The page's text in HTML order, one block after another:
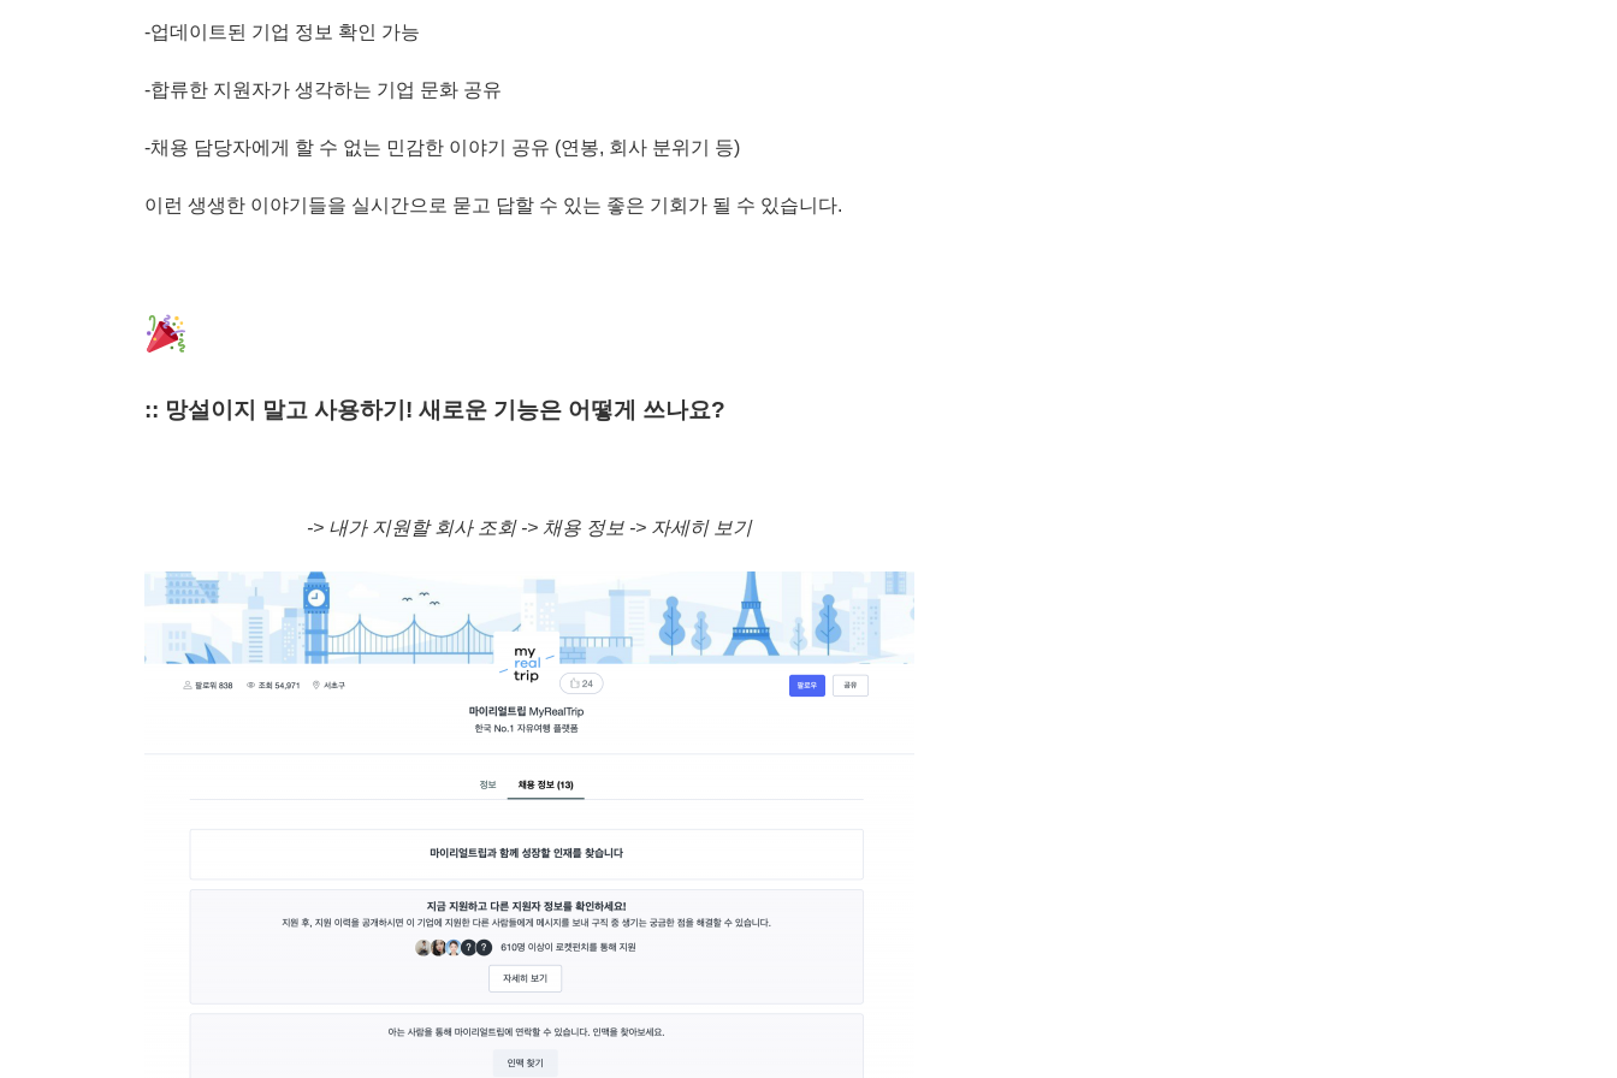
-업데이트된 기업 정보 확인 가능
-합류한 지원자가 생각하는 기업 문화 공유
-채용 담당자에게 할 수 없는 민감한 이야기 공유 (연봉, 회사 분위기 등)
이런 생생한 이야기들을 실시간으로 묻고 답할 수 있는 좋은 기회가 될 수 있습니다.
:: 망설이지 말고 사용하기! 새로운 기능은 어떻게 쓰나요?
-> 내가 지원할 회사 조회 -> 채용 정보 -> 자세히 보기